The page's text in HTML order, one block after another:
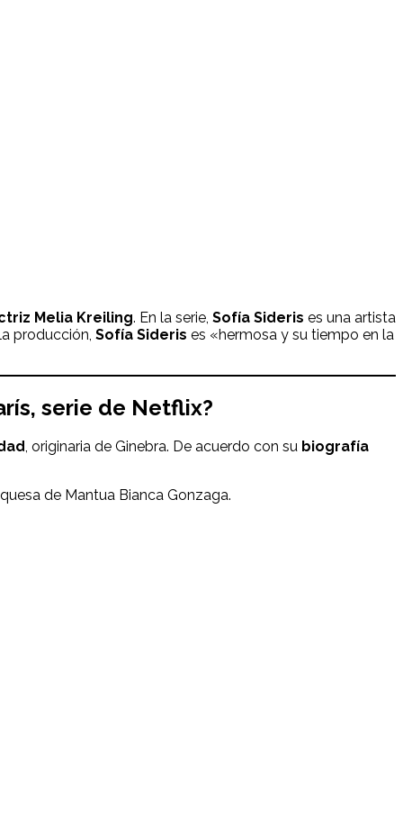
Melia Kreiling. En la serie, Sofía Sideris es una artista
producción, Sofía Sideris es «hermosa y su tiempo en la
, serie de Netflix?
, originaria de Ginebra. De acuerdo con su biografía
de Mantua Bianca Gonzaga.